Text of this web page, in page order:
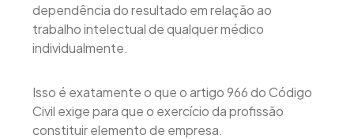
dependência do resultado em relação ao
trabalho intelectual de qualquer médico
individualmente.
Isso é exatamente o que o artigo 966 do Código
Civil exige para que o exercício da profissão
constituir elemento de empresa.